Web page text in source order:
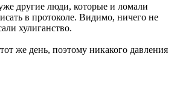
другие люди, которые и ломали
в протоколе. Видимо, ничего не
хулиганство.
же день, поэтому никакого давления